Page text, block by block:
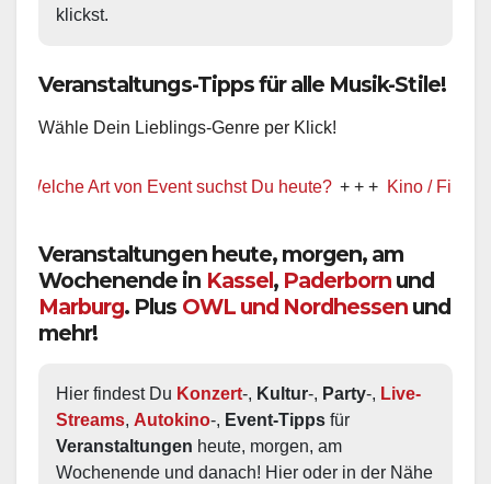
klickst.
Veranstaltungs-Tipps für alle Musik-Stile!
Wähle Dein Lieblings-Genre per Klick!
Art von Event suchst Du heute? + + + Kino / Film + + +
Veranstaltungen heute, morgen, am
Wochenende in Kassel, Paderborn und
Marburg. Plus OWL und Nordhessen und
mehr!
Hier findest Du Konzert-, Kultur-, Party-, Live-
Streams, Autokino-, Event-Tipps
Veranstaltungen heute, morgen, am
Wochenende und danach! Hier oder in der Nähe